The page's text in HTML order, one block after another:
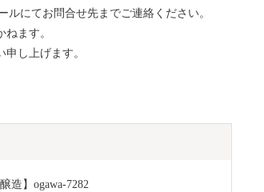
にてお問合せ先までご連絡ください。
ます。
し上げます。
造】ogawa-7282